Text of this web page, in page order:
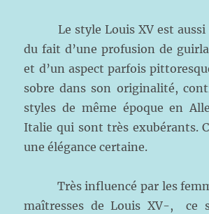
Le style Louis XV est aussi
du fait d’une profusion de
et d’un aspect parfois
sobre dans son originalité,
styles de même époque en
Italie qui sont très exubérants.
une élégance certaine.
Très influencé par les
maîtresses de Louis XV-, ce